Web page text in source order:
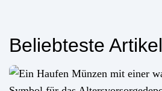
Beliebteste Artikel